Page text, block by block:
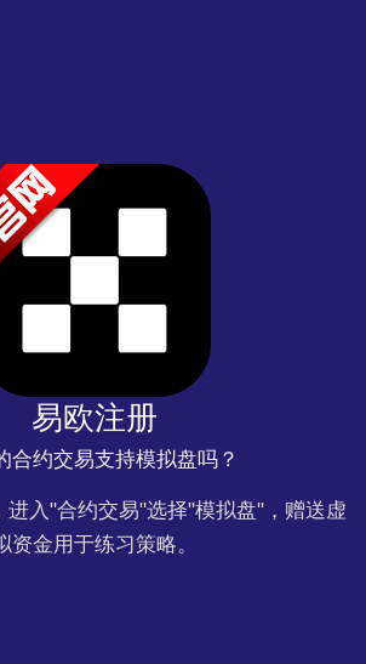
易欧注册
合约交易支持模拟盘吗？
进入"合约交易"选择"模拟盘"，赠送虚
资金用于练习策略。